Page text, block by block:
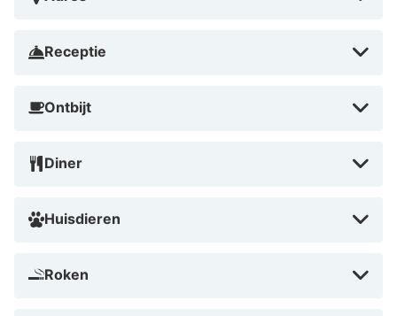
Receptie
Ontbijt
Diner
Huisdieren
Roken